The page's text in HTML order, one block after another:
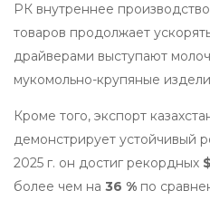
РК внутреннее
товаров продолжает
драйверами выступают
мукомольно-крупяные
Кроме того, экспорт
демонстрирует устойчивый
2025 г. он достиг рекордных
более чем на 36 % по